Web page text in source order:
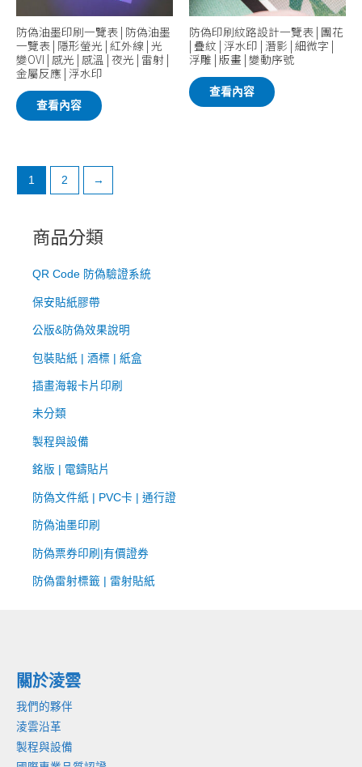
防偽油墨印刷一覽表 | 防偽油墨
一覽表 | 隱形螢光 | 紅外線 | 光
變OVI | 感光 | 感溫 | 夜光 | 雷射 |
金屬反應 | 浮水印
查看內容
防偽印刷紋路設計一覽表 | 團花
| 疊紋 | 浮水印 | 潛影 | 細微字 |
浮雕 | 版畫 | 變動序號
查看內容
1 2 →
商品分類
QR Code 防偽驗證系統
​保安貼紙膠帶
公版&防偽效果說明
包裝貼紙 | 酒標 | 紙盒
插畫海報卡片印刷
未分類
製程與設備
銘版 | 電鑄貼片
防偽文件紙 | PVC卡 | 通行證
防偽油墨印刷
防偽票券印刷|有價證券
防偽雷射標籤 | 雷射貼紙
關於淩雲
我們的夥伴
淩雲沿革
製程與設備